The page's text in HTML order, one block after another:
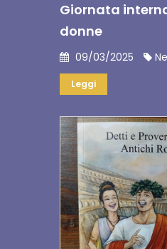
Giornata
donne
09/03/2025
Leggi